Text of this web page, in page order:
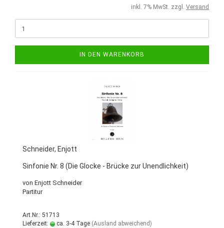
inkl. 7% MwSt. zzgl. Versand
IN DEN WARENKORB
Schneider, Enjott
Sinfonie Nr. 8 (Die Glocke - Brücke zur Unendlichkeit)
von Enjott Schneider
Partitur
Art.Nr.: 51713
Lieferzeit:
ca. 3-4 Tage (Ausland abweichend)